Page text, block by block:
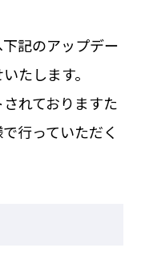
記のアップデー
たします。
れておりますた
行っていただく